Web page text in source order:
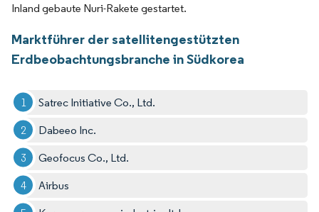
Inland gebaute Nuri-Rakete gestartet.
Marktführer der satellitengestützten
Erdbeobachtungsbranche in Südkorea
Satrec Initiative Co., Ltd.
Dabeeo Inc.
Geofocus Co., Ltd.
Airbus